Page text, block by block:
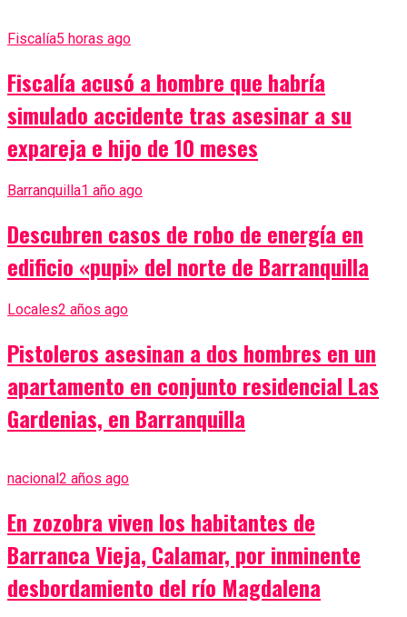
Fiscalía5 horas ago
Fiscalía acusó a hombre que habría
simulado accidente tras asesinar a su
expareja e hijo de 10 meses
Barranquilla1 año ago
Descubren casos de robo de energía en
edificio «pupi» del norte de Barranquilla
Locales2 años ago
Pistoleros asesinan a dos hombres en un
apartamento en conjunto residencial Las
Gardenias, en Barranquilla
nacional2 años ago
En zozobra viven los habitantes de
Barranca Vieja, Calamar, por inminente
desbordamiento del río Magdalena